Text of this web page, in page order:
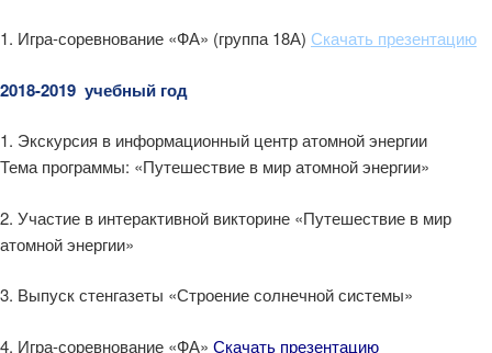
1. Игра-соревнование «ФА» (группа 18А) Скачать презентацию
2018-2019 учебный год
1. Экскурсия в информационный центр атомной энергии
Тема программы: «Путешествие в мир атомной энергии»
2. Участие в интерактивной викторине «Путешествие в мир
атомной энергии»
3. Выпуск стенгазеты «Строение солнечной системы»
4. Игра-соревнование «ФА» Скачать презентацию